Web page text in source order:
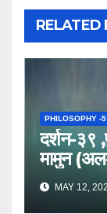
RELATED
PHILOSOPHY -5
दर्शन-३९
मामुन
MAY 12,